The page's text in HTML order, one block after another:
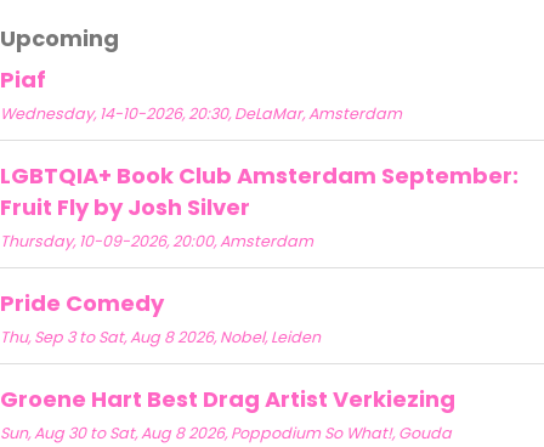
Upcoming
Piaf
Wednesday, 14-10-2026, 20:30, DeLaMar, Amsterdam
LGBTQIA+ Book Club Amsterdam September:
Fruit Fly by Josh Silver
Thursday, 10-09-2026, 20:00, Amsterdam
Pride Comedy
Thu, Sep 3 to Sat, Aug 8 2026, Nobel, Leiden
Groene Hart Best Drag Artist Verkiezing
Sun, Aug 30 to Sat, Aug 8 2026, Poppodium So What!, Gouda